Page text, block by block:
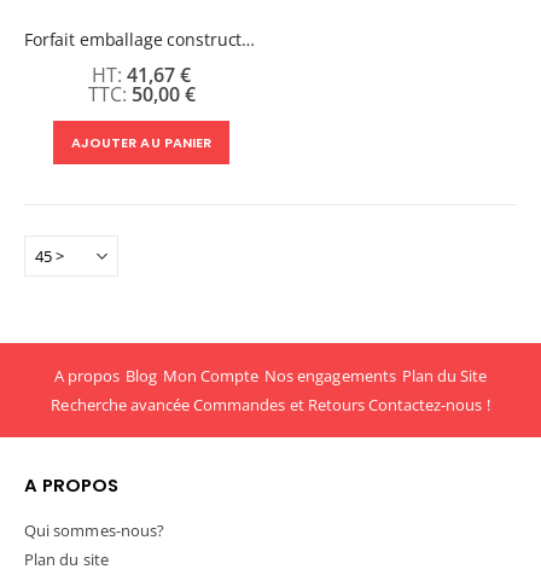
Forfait emballage constructeur
50,00 €
41,67 €
AJOUTER AU PANIER
A propos Blog Mon Compte Nos engagements Plan du Site
Recherche avancéeCommandes et RetoursContactez-nous !
A PROPOS
Qui sommes-nous?
Plan du site